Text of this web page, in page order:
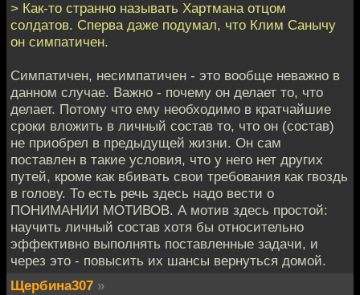
> Как-то странно называть Хартмана отцом
солдатов. Сперва даже подумал, что Клим Санычу
он симпатичен.
Симпатичен, несимпатичен - это вообще неважно в
данном случае. Важно - почему он делает то, что
делает. Потому что ему необходимо в кратчайшие
сроки вложить в личный состав то, что он (состав)
не приобрел в предыдущей жизни. Он сам
поставлен в такие условия, что у него нет других
путей, кроме как вбивать свои требования как гвоздь
в голову. То есть речь здесь надо вести о
ПОНИМАНИИ МОТИВОВ. А мотив здесь простой:
научить личный состав хотя бы относительно
эффективно выполнять поставленные задачи, и
через это - повысить их шансы вернуться домой.
Щербина307 »